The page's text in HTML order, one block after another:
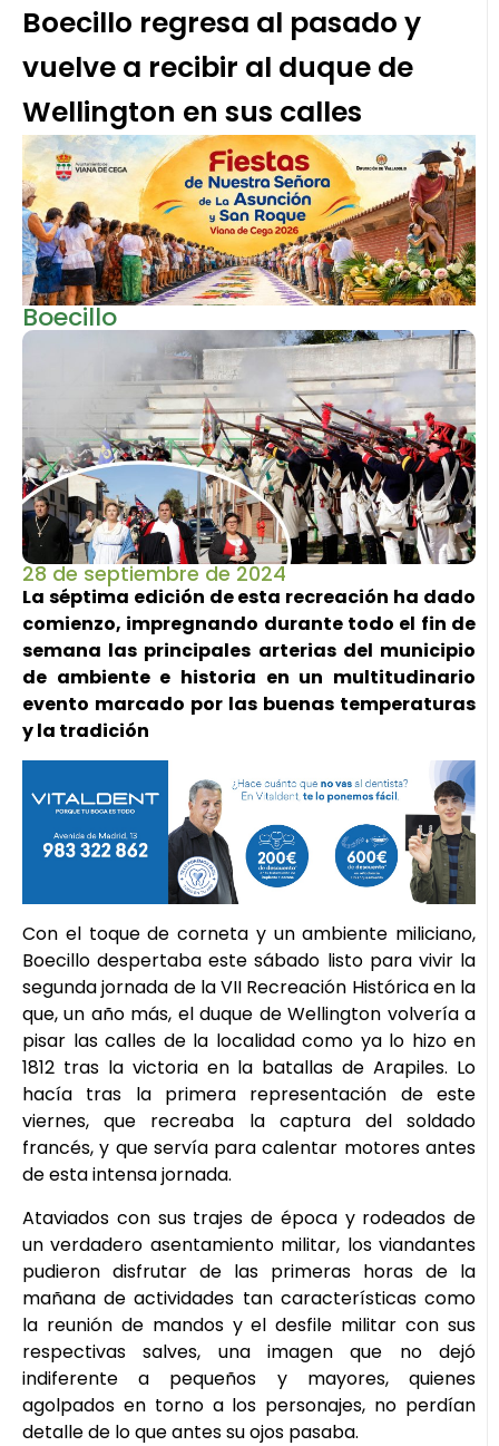
Boecillo regresa al pasado y
vuelve a recibir al duque de
Wellington en sus calles
Boecillo
28 de septiembre de 2024
La séptima edición de esta recreación ha dado
comienzo, impregnando durante todo el fin de
semana las principales arterias del municipio
de ambiente e historia en un multitudinario
evento marcado por las buenas temperaturas
y la tradición
Con el toque de corneta y un ambiente miliciano,
Boecillo despertaba este sábado listo para vivir la
segunda jornada de la VII Recreación Histórica en la
que, un año más, el duque de Wellington volvería a
pisar las calles de la localidad como ya lo hizo en
1812 tras la victoria en la batallas de Arapiles. Lo
hacía tras la primera representación de este
viernes, que recreaba la captura del soldado
francés, y que servía para calentar motores antes
de esta intensa jornada.
Ataviados con sus trajes de época y rodeados de
un verdadero asentamiento militar, los viandantes
pudieron disfrutar de las primeras horas de la
mañana de actividades tan características como
la reunión de mandos y el desfile militar con sus
respectivas salves, una imagen que no dejó
indiferente a pequeños y mayores, quienes
agolpados en torno a los personajes, no perdían
detalle de lo que antes su ojos pasaba.